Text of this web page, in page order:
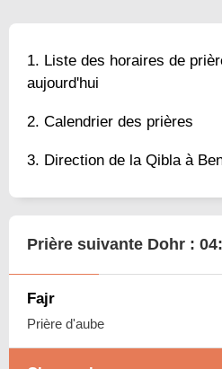
Liste des horaires de
aujourd'hui
Calendrier des prières
Direction de la Qibla à
Prière suivante Dohr :
Fajr
Prière d'aube